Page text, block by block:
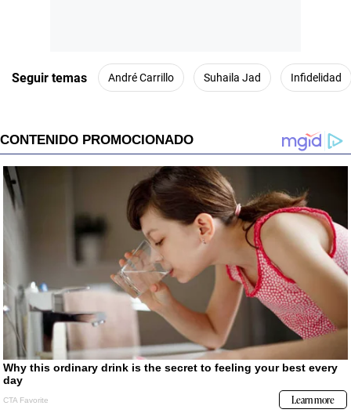
Seguir temas André Carrillo Suhaila Jad Infidelidad